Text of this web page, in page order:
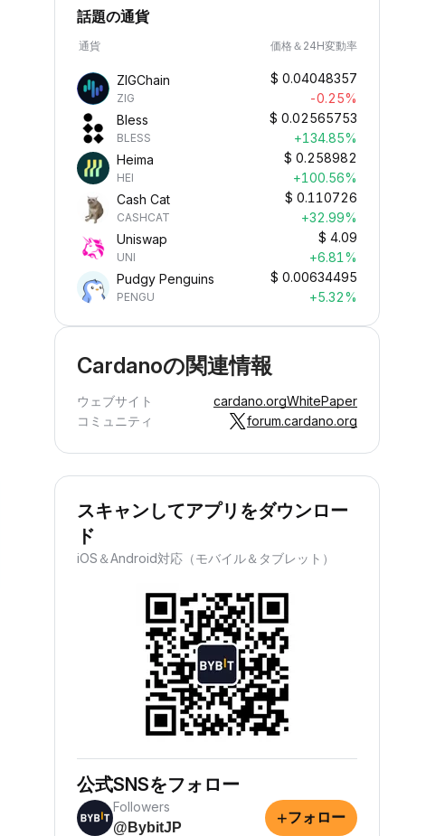
パッシブインカムの獲得
資産を預け入れて、パッシブインカム
話題の通貨
通貨 価格＆24H変動率
ZIGChain
ZIG
$ 0.04048357
-0.25%
Bless
BLESS
$ 0.02565753
+134.85%
Heima
HEI
$ 0.258982
+100.56%
Cash Cat
CASHCAT
$ 0.110726
+32.99%
Uniswap
UNI
$ 4.09
+6.81%
Pudgy Penguins
PENGU
$ 0.00634495
+5.32%
Cardanoの関連情報
ウェブサイト cardano.orgWhitePaper
コミュニティ
forum.cardano.org
スキャンしてアプリをダウンロー
ド
iOS＆Android対応（モバイル＆タブレット）
公式SNSをフォロー
Followers
@BybitJP
+フォロー